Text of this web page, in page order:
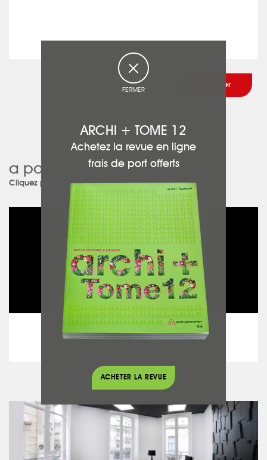
a participé à ces projets :
Cliquez pour découvrir les projets
Jean CHARRIERE
Hôtel Albert 1er
FERMER
ARCHI + TOME 12
Achetez la revue en ligne
frais de port offerts
ACHETER LA REVUE